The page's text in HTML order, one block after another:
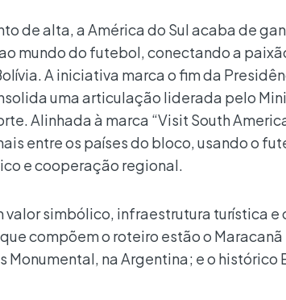
de alta, a América do Sul acaba de
mundo do futebol, conectando a
A iniciativa marca o fim da
uma articulação liderada pelo
Alinhada à marca “Visit South
entre os países do bloco, usando o
e cooperação regional.
simbólico, infraestrutura turística e
compõem o roteiro estão o Maracanã
Monumental, na Argentina; e o histórico